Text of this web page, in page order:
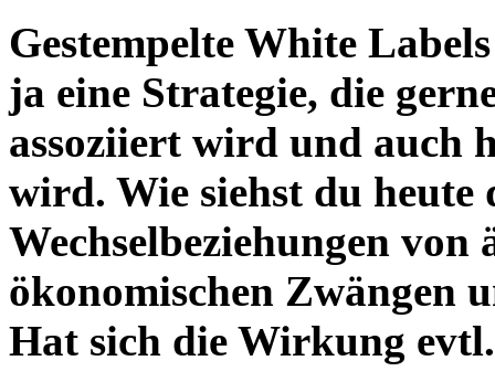
Gestempelte White
ja eine Strategie, die
assoziiert wird und auch
wird. Wie siehst du heute
Wechselbeziehungen von
ökonomischen Zwängen
Hat sich die Wirkung